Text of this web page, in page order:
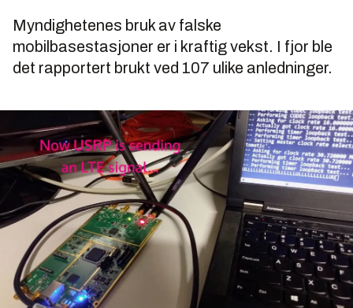
Myndighetenes bruk av falske
mobilbasestasjoner er i kraftig vekst. I fjor ble
det rapportert brukt ved 107 ulike anledninger.